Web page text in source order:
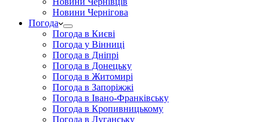
Новини Чернігова
Погода
Погода в Києві
Погода у Вінниці
Погода в Дніпрі
Погода в Донецьку
Погода в Житомирі
Погода в Запоріжжі
Погода в Івано-Франківську
Погода в Кропивницькому
Погода в Луганську